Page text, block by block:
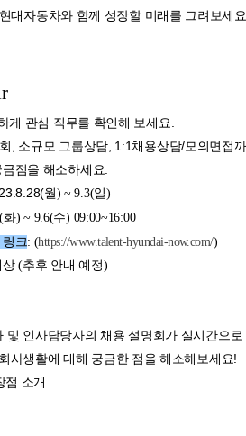
대자동차와 함께 성장할 미래를 그려보세
게 관심 직무를 확인해 보세요.
, 소규모 그룹상담, 1:1채용상담/모의면접
점을 해소하세요.
월) ~ 9.3(일)
) ~ 9.6(수) 09:00~16:00
크: (https://www.talent-hyundai-now.com/)
(추후 안내 예정)
및 인사담당자의 채용 설명회가 실시간으
사생활에 대해 궁금한 점을 해소해보세요!
점 소개